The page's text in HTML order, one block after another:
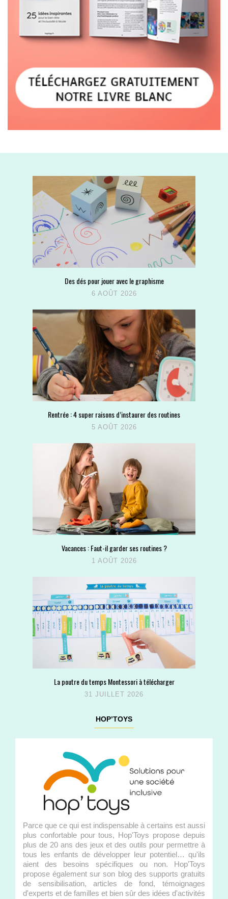
Des dés pour jouer avec le graphisme
6 AOÛT 2026
Rentrée : 4 super raisons d’instaurer des routines
5 AOÛT 2026
Vacances : Faut-il garder ses routines ?
1 AOÛT 2026
La poutre du temps Montessori à télécharger
31 JUILLET 2026
HOP’TOYS
Parce que ce qui est indispensable à certains est aussi
plus confortable pour tous, Hop'Toys propose depuis
plus de 20 ans des jeux et des outils pour permettre à
tous les enfants de développer leur potentiel… qu'ils
aient des besoins spécifiques ou non. Hop'Toys
propose également sur son blog des supports gratuits
de sensibilisation, articles de fond, témoignages
d'experts et de familles et bien sûr des idées d'activités